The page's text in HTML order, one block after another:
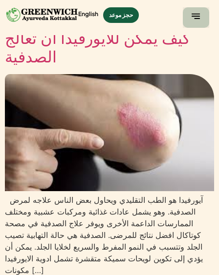
English حجز موعد
كيف يمكن للآيورفيدا أن تعالج
الصدفية
الصدفية. وهو يشمل عادات غذائية ومركبات عشبية ومختلف
الممارسات الداعمة الأخرى ويوفر علاج الصدفية في مصحة
كوتاكال افضل نتائج للمرضى. الصدفية هي حالة التهابية تصيب
الجلد وتتسبب في النمو المفرط والسريع لخلايا الجلد. يمكن أن
يؤدي إلى تكوين لويحات سميكة متقشرة تشمل ادوية الايورفيدا
مكونات […]